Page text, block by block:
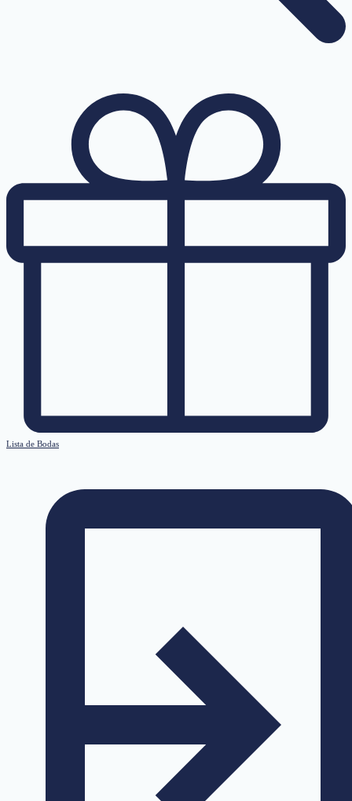
Lista de Bodas